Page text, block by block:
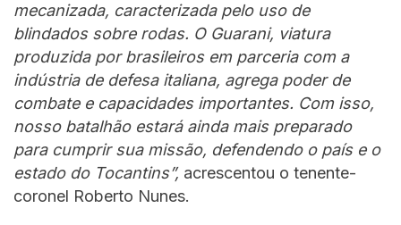
mecanizada, caracterizada pelo uso de
blindados sobre rodas. O Guarani, viatura
produzida por brasileiros em parceria com a
indústria de defesa italiana, agrega poder de
combate e capacidades importantes. Com isso,
nosso batalhão estará ainda mais preparado
para cumprir sua missão, defendendo o país e o
estado do Tocantins”, acrescentou o tenente-
coronel Roberto Nunes.